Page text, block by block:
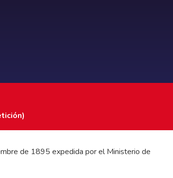
de 1895 expedida por el Ministerio de